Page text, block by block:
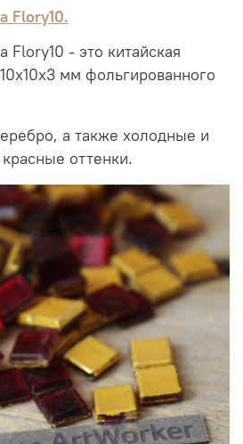
Flory10.
Flory10 - это китайская
мм фольгированного
а также холодные и
оттенки.